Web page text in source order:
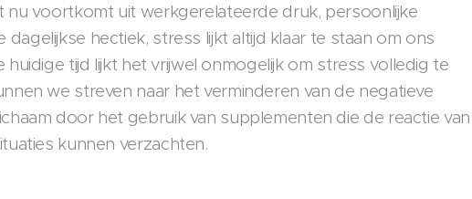
nu voortkomt uit werkgerelateerde druk, persoonlijke
hectiek, stress lijkt altijd klaar te staan om ons
tijd lijkt het vrijwel onmogelijk om stress volledig te
we streven naar het verminderen van de negatieve
door het gebruik van supplementen die de reactie van
kunnen verzachten.